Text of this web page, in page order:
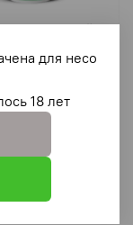
Лемонарий
корзину
для несо
18 лет